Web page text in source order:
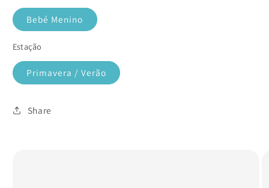
Bebé Menino
Estação
Primavera / Verão
Share